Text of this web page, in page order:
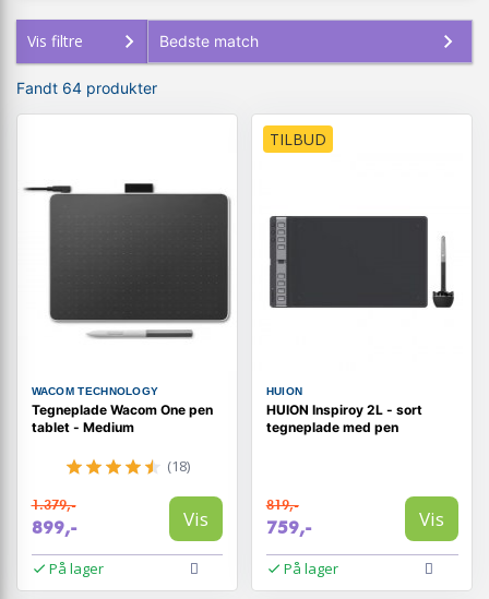
Vis filtre
Fandt 64 produkter
WACOM TECHNOLOGY
Tegneplade Wacom One pen
tablet - Medium
(18)
1.379,-
899,- Vis
På lager
TILBUD
HUION
HUION Inspiroy 2L - sort
tegneplade med pen
819,-
759,- Vis
På lager